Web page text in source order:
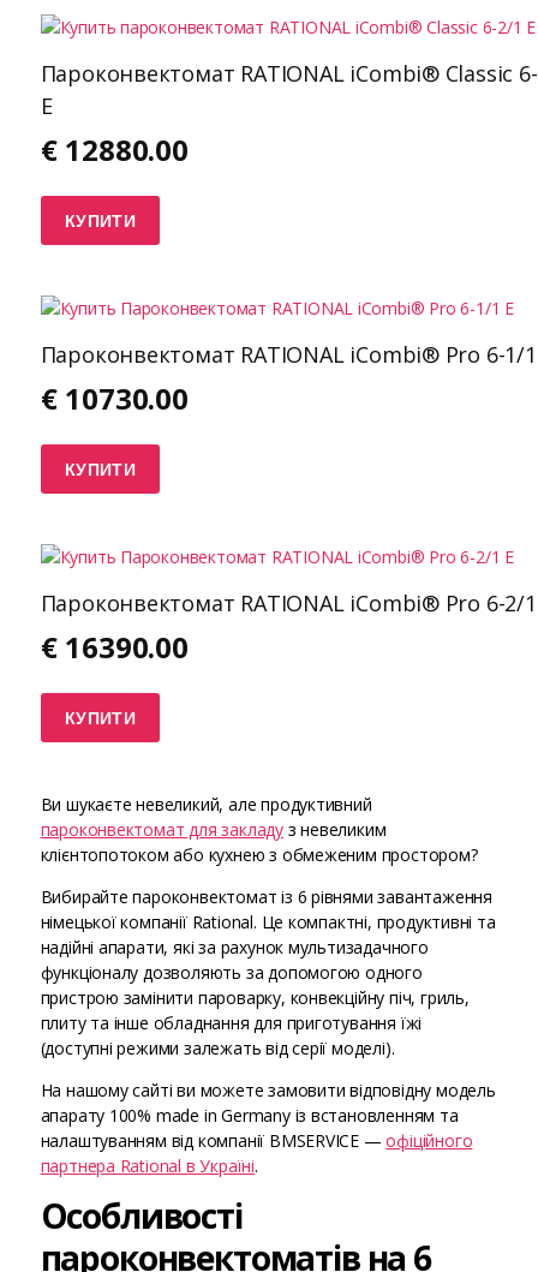
Пароконвектомат RATIONAL iCombi® Classic
E
€ 12880.00
КУПИТИ
Пароконвектомат RATIONAL iCombi® Pro 6-1/
€ 10730.00
КУПИТИ
Пароконвектомат RATIONAL iCombi® Pro 6-2/
€ 16390.00
КУПИТИ
Ви шукаєте невеликий, але продуктивний
пароконвектомат для закладуз невеликим
клієнтопотоком або кухнею з обмеженим простором?
Вибирайте пароконвектомат із 6 рівнями завантаження
німецької компанії Rational. Це компактні, продуктивні та
надійні апарати, які за рахунок мультизадачного
функціоналу дозволяють за допомогою одного
пристрою замінити пароварку, конвекційну піч, гриль,
плиту та інше обладнання для приготування їжі
(доступні режими залежать від серії моделі).
На нашому сайті ви можете замовити відповідну модель
апарату 100% made in Germany із встановленням та
налаштуванням від компанії BMSERVICE —офіційного
партнера Rational в Україні.
Особливості
пароконвектоматів на 6